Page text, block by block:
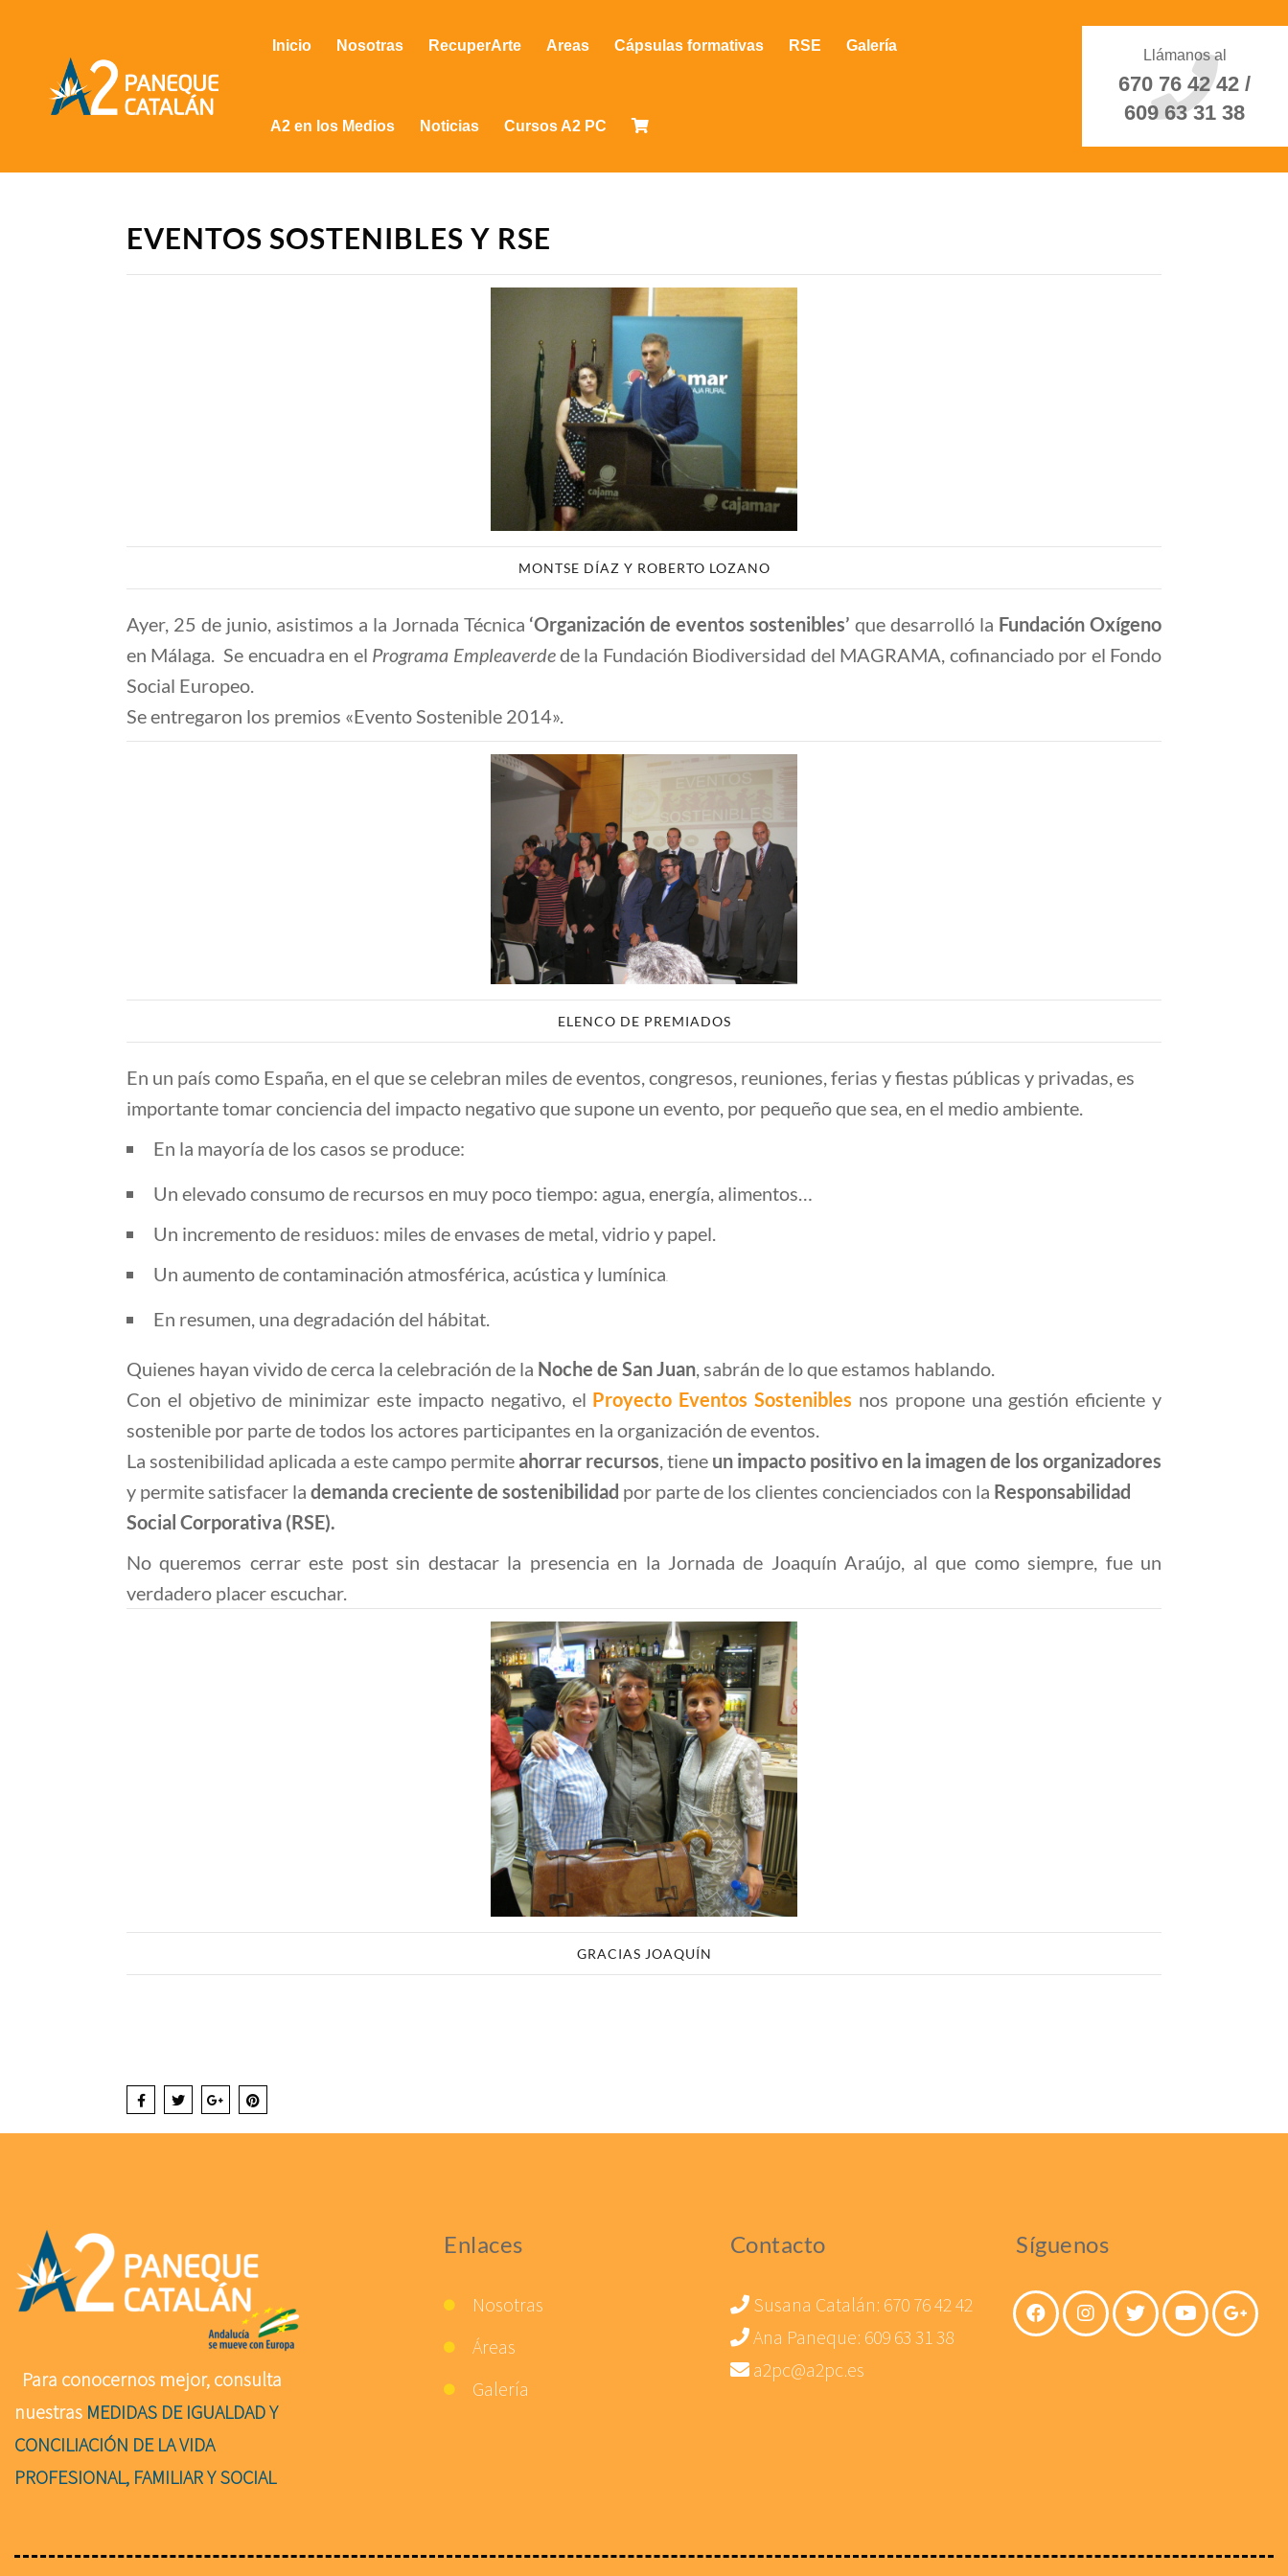
Inicio Nosotras RecuperArte Areas Cápsulas formativas RSE Galería
A2 en los Medios Noticias Cursos A2 PC
Llámanos al
670 76 42 42 /
609 63 31 38
EVENTOS SOSTENIBLES Y RSE
MONTSE DÍAZ Y ROBERTO LOZANO
Ayer, 25 de junio, asistimos a la Jornada Técnica ‘Organización de eventos sostenibles’ que desarrolló la Fundación Oxígeno
en Málaga. Se encuadra en el Programa Empleaverdede la Fundación Biodiversidad del MAGRAMA, cofinanciado por el Fondo
Social Europeo.
Se entregaron los premios «Evento Sostenible 2014».
ELENCO DE PREMIADOS
En un país como España, en el que se celebran miles de eventos, congresos, reuniones, ferias y fiestas públicas y privadas, es
importante tomar conciencia del impacto negativo que supone un evento, por pequeño que sea, en el medio ambiente.
En la mayoría de los casos se produce:
Un elevado consumo de recursos en muy poco tiempo: agua, energía, alimentos…
Un incremento de residuos: miles de envases de metal, vidrio y papel.
Un aumento de contaminación atmosférica, acústica y lumínica
En resumen, una degradación del hábitat.
Quienes hayan vivido de cerca la celebración de la Noche de San Juan, sabrán de lo que estamos hablando.
Con el objetivo de minimizar este impacto negativo, el Proyecto Eventos Sostenibles nos propone una gestión eficiente y
sostenible por parte de todos los actores participantes en la organización de eventos.
La sostenibilidad aplicada a este campo permite ahorrar recursos, tiene un impacto positivo en la imagen de los organizadores
y permite satisfacer la demanda creciente de sostenibilidad por parte de los clientes concienciados con la Responsabilidad
Social Corporativa (RSE).
No queremos cerrar este post sin destacar la presencia en la Jornada de Joaquín Araújo, al que como siempre, fue un
verdadero placer escuchar.
GRACIAS JOAQUÍN
Para conocernos mejor, consulta
nuestras MEDIDAS DE IGUALDAD Y
CONCILIACIÓN DE LA VIDA
PROFESIONAL, FAMILIAR Y SOCIAL
Enlaces
Nosotras
Áreas
Galería
Contacto
Susana Catalán: 670 76 42 42
Ana Paneque: 609 63 31 38
a2pc@a2pc.es
Síguenos